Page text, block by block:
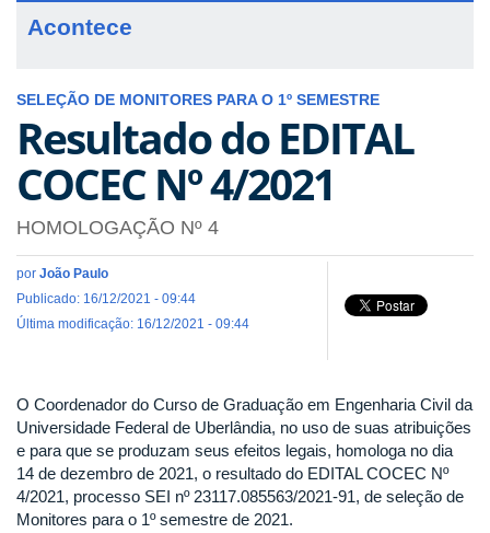
Acontece
SELEÇÃO DE MONITORES PARA O 1º SEMESTRE
Resultado do EDITAL
COCEC Nº 4/2021
HOMOLOGAÇÃO Nº 4
por João Paulo
Publicado: 16/12/2021 - 09:44
Última modificação: 16/12/2021 - 09:44
O Coordenador do Curso de Graduação em Engenharia Civil da
Universidade Federal de Uberlândia, no uso de suas atribuições
e para que se produzam seus efeitos legais, homologa no dia
14 de dezembro de 2021, o resultado do EDITAL COCEC Nº
4/2021, processo SEI nº 23117.085563/2021-91, de seleção de
Monitores para o 1º semestre de 2021.